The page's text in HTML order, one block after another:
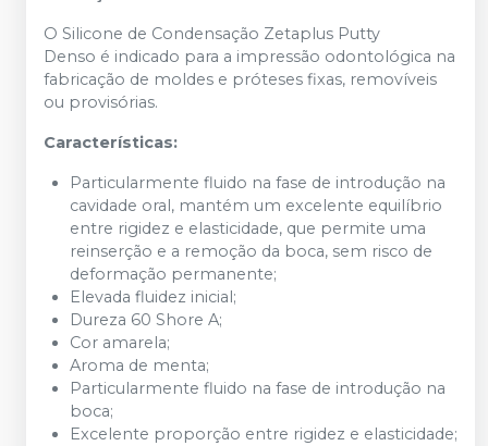
O Silicone de Condensação Zetaplus Putty
Denso é indicado para a impressão odontológica na
fabricação de moldes e próteses fixas, removíveis
ou provisórias.
Características:
Particularmente fluido na fase de introdução na
cavidade oral, mantém um excelente equilíbrio
entre rigidez e elasticidade, que permite uma
reinserção e a remoção da boca, sem risco de
deformação permanente;
Elevada fluidez inicial;
Dureza 60 Shore A;
Cor amarela;
Aroma de menta;
Particularmente fluido na fase de introdução na
boca;
Excelente proporção entre rigidez e elasticidade;